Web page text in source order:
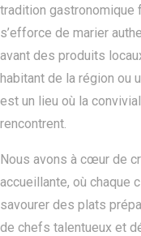
tradition gastronomique
s’efforce de marier
avant des produits
habitant de la région ou
est un lieu où la
rencontrent.
Nous avons à cœur de
accueillante, où chaque
savourer des plats
de chefs talentueux et